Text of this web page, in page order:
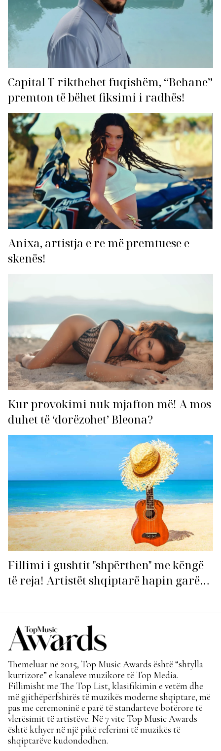
Capital T rikthehet fuqishëm, “Behane”
premton të bëhet fiksimi i radhës!
Anixa, artistja e re më premtuese e
skenës!
Kur provokimi nuk mjafton më! A mos
duhet të ‘dorëzohet’ Bleona?
Fillimi i gushtit "shpërthen" me këngë
të reja! Artistët shqiptarë hapin garën
Themeluar në 2015, Top Music Awards është “shtylla
kurrizore” e kanaleve muzikore të Top Media.
Fillimisht me The Top List, klasifikimin e vetëm dhe
më gjithëpërfshirës të muzikës moderne shqiptare, më
pas me ceremoninë e parë të standarteve botërore të
vlerësimit të artistëve. Në 7 vite Top Music Awards
është kthyer në një pikë referimi të muzikës të
shqiptarëve kudondodhen.